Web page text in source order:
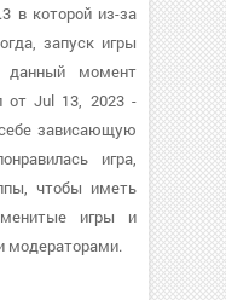
в которой из-за
запуск игры
данный момент
от Jul 13, 2023 -
зависающую
игра,
чтобы иметь
игры и
модераторами.